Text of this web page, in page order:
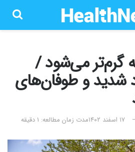
۴ درجه گرم‌تر ‌می‌شود /
شدید و طوفان‌های
۱۷ اسفند ۱۴۰۲ مدت زمان مطالعه: 1 دقیقه